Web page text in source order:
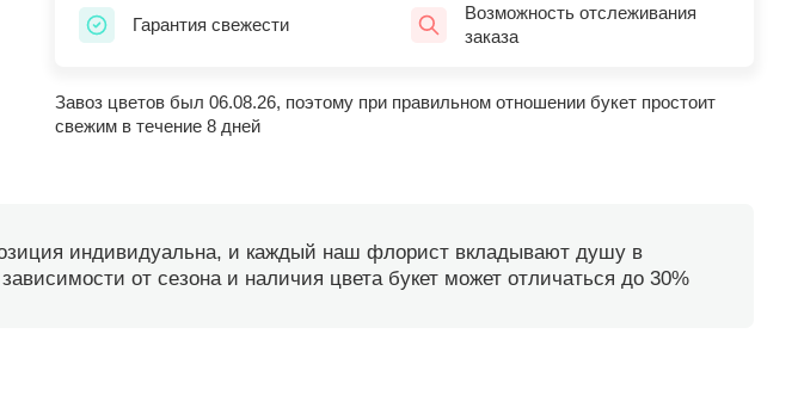
Гарантия свежести
Возможность отслеживания
заказа
Завоз цветов был 06.08.26, поэтому при правильном отношении букет простоит
свежим в течение 8 дней
индивидуальна, и каждый наш флорист вкладывают душу в
от сезона и наличия цвета букет может отличаться до 30%